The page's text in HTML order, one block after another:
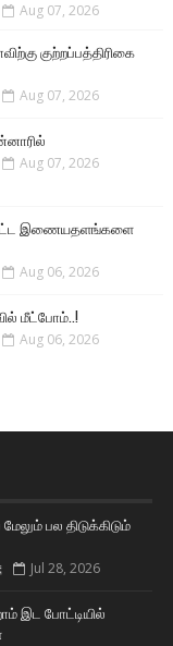
Aug 07, 2026
குற்றப்பத்திரிகை
Aug 07, 2026
Aug 07, 2026
இணையதளங்களை
Aug 06, 2026
மீட்போம்..!
Aug 06, 2026
பல திடுக்கிடும்
Jul 28, 2026
இட போட்டியில்